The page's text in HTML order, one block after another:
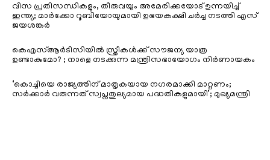
വിസ പ്രതിസന്ധികളും, തീരുവയും അമേരിക്കയോട് ഉന്നയിച്ച്
ഇന്ത്യ; മാർക്കോ റൂബിയോയുമായി ഉഭയകക്ഷി ചർച്ച നടത്തി എസ്
ജയശങ്കർ
കെഎസ്ആർടിസിയിൽ സ്ത്രീകൾക്ക് സൗജന്യ യാത്ര
ഉണ്ടാകുമോ? ; നാളെ നടക്കുന്ന മന്ത്രിസഭായോഗം നിർണായകം
‘കൊച്ചിയെ രാജ്യത്തിന് മാതൃകയായ നഗരമാക്കി മാറ്റണം;
സർക്കാർ വരുന്നത് സ്വപ്നതുല്യമായ പദ്ധതികളുമായി’; മുഖ്യമന്ത്രി